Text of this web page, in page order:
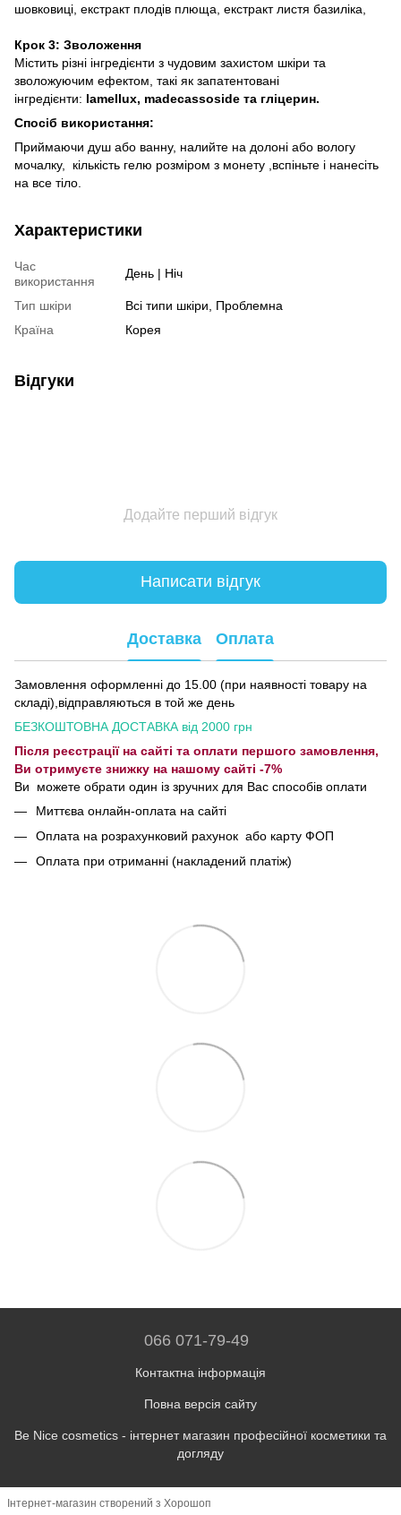
шовковиці, екстракт плодів плюща, екстракт листя базиліка,
Крок 3: Зволоження
Містить різні інгредієнти з чудовим захистом шкіри та
зволожуючим ефектом, такі як запатентовані
інгредієнти: lamellux, madecassoside та гліцерин.
Спосіб використання:
Приймаючи душ або ванну, налийте на долоні або вологу
мочалку, кількість гелю розміром з монету ,вспіньте і нанесіть
на все тіло.
Характеристики
Час
використання
День | Ніч
Тип шкіри
Всі типи шкіри, Проблемна
Країна
Корея
Відгуки
Додайте перший відгук
Написати відгук
Доставка Оплата
Замовлення оформленні до 15.00 (при наявності товару на
складі),відправляються в той же день
БЕЗКОШТОВНА ДОСТАВКА від 2000 грн
Після реєстрації на сайті та оплати першого замовлення,
Ви отримуєте знижку на нашому сайті -7%
Ви можете обрати один із зручних для Вас способів оплати
Миттєва онлайн-оплата на сайті
Оплата на розрахунковий рахунок або карту ФОП
Оплата при отриманні (накладений платіж)
066 071-79-49
Контактна інформація
Повна версія сайту
Be Nice cosmetics - інтернет магазин професійної косметики та
догляду
Інтернет-магазин створений з Хорошоп